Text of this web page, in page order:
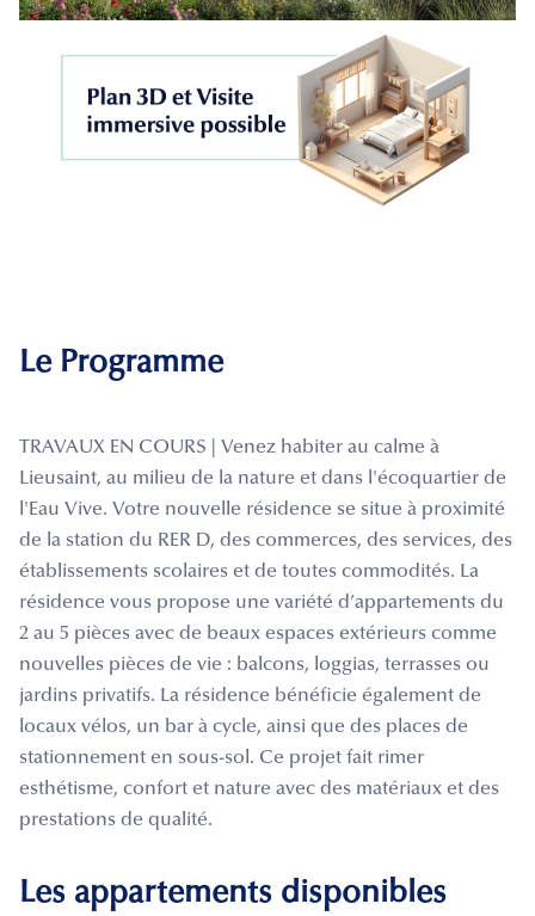
Le Programme
TRAVAUX EN COURS | Venez habiter au calme à
Lieusaint, au milieu de la nature et dans l'écoquartier de
l'Eau Vive. Votre nouvelle résidence se situe à proximité
de la station du RER D, des commerces, des services, des
établissements scolaires et de toutes commodités. La
résidence vous propose une variété d’appartements du
2 au 5 pièces avec de beaux espaces extérieurs comme
nouvelles pièces de vie : balcons, loggias, terrasses ou
jardins privatifs. La résidence bénéficie également de
locaux vélos, un bar à cycle, ainsi que des places de
stationnement en sous-sol. Ce projet fait rimer
esthétisme, confort et nature avec des matériaux et des
prestations de qualité.
Les appartements disponibles